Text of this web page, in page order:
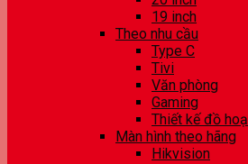
19 inch
Theo nhu cầu
Type C
Tivi
Văn phòng
Gaming
Thiết kế đồ hoạ
Màn hình theo hãng
Hikvision